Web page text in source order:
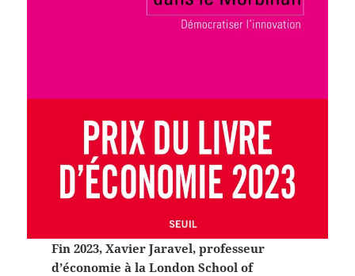
Fin 2023, Xavier Jaravel, professeur
d’économie à la London School of